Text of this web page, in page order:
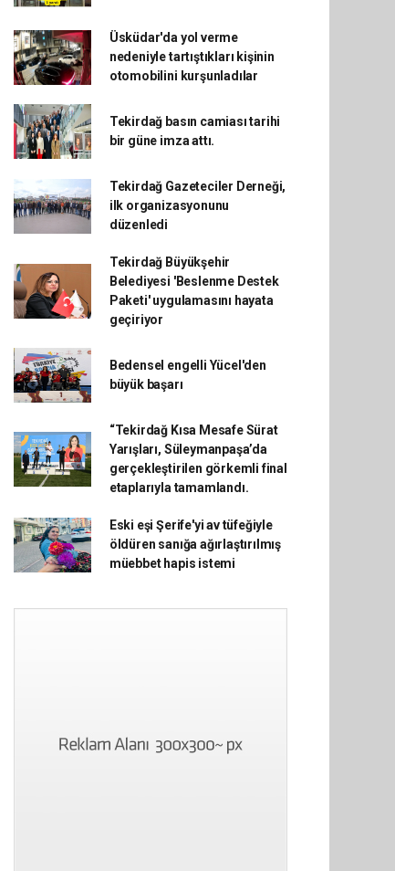
Üsküdar'da yol verme
nedeniyle tartıştıkları kişinin
otomobilini kurşunladılar
Tekirdağ basın camiası tarihi
bir güne imza attı.
Tekirdağ Gazeteciler Derneği,
ilk organizasyonunu
düzenledi
Tekirdağ Büyükşehir
Belediyesi 'Beslenme Destek
Paketi' uygulamasını hayata
geçiriyor
Bedensel engelli Yücel'den
büyük başarı
“Tekirdağ Kısa Mesafe Sürat
Yarışları, Süleymanpaşa’da
gerçekleştirilen görkemli final
etaplarıyla tamamlandı.
Eski eşi Şerife'yi av tüfeğiyle
öldüren sanığa ağırlaştırılmış
müebbet hapis istemi